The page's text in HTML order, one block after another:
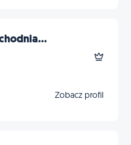
Zobacz profil